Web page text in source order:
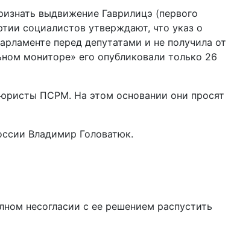
выдвижение Гаврилицэ (первого
социалистов утверждают, что указ о
перед депутатами и не получила от
мониторе» его опубликовали только 26
ПСРМ. На этом основании они просят
Владимир Головатюк.
несогласии с ее решением распустить